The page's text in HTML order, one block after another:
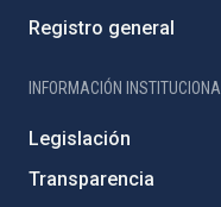
Registro general
INFORMACIÓN INSTITUCIONAL
Legislación
Transparencia